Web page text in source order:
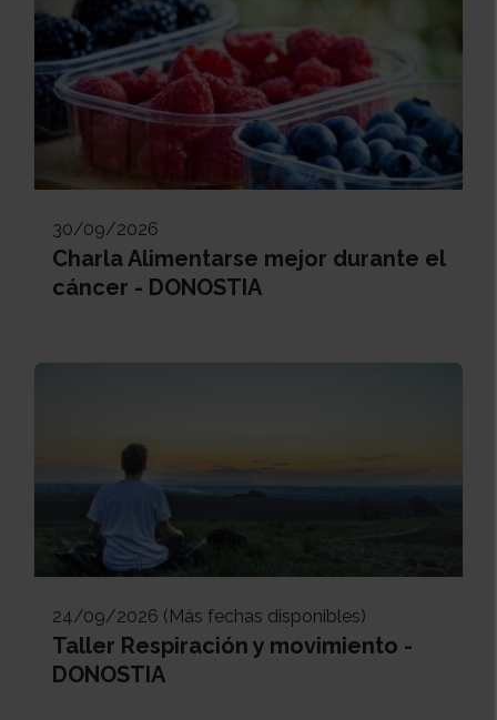
30/09/2026
Charla Alimentarse mejor durante el
cáncer - DONOSTIA
24/09/2026 (Más fechas disponibles)
Taller Respiración y movimiento -
DONOSTIA